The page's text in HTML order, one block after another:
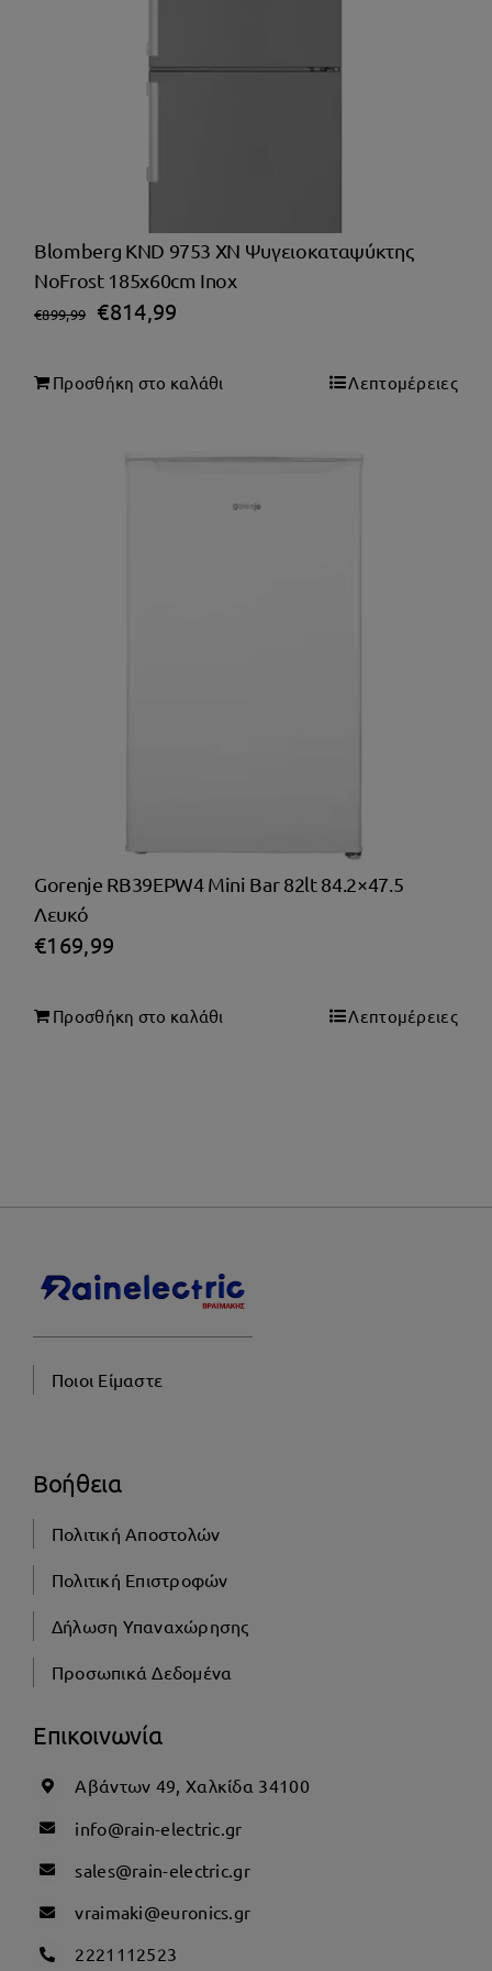
Blomberg KND 9753 XN Ψυγειοκαταψύκτης
NoFrost 185x60cm Inox
€899,99
Original
was:
€814,99
τιμή
€814,99.
Προσθήκη στο καλάθι Λεπτομέρειες
Gorenje RB39EPW4 Mini Bar 82lt 84.2×47.5
Λευκό
€169,99
Προσθήκη στο καλάθι Λεπτομέρειες
Ποιοι Είμαστε
Βοήθεια
Πολιτική Αποστολών
Πολιτική Επιστροφών
Δήλωση Υπαναχώρησης
Προσωπικά Δεδομένα
Επικοινωνία
Αβάντων 49, Χαλκίδα 34100
info@rain-electric.gr
sales@rain-electric.gr
vraimaki@euronics.gr
2221112523